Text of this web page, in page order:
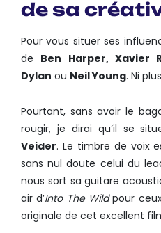
de sa
Pour vous situer ses
de Ben Harper, Xavier
Dylan ou Neil Young. Ni
Pourtant, sans avoir le
rougir, je dirai qu’il se
Veider. Le timbre de voix
sans nul doute celui du
nous sort sa guitare
air d’Into The Wildpour
originale de cet excellent